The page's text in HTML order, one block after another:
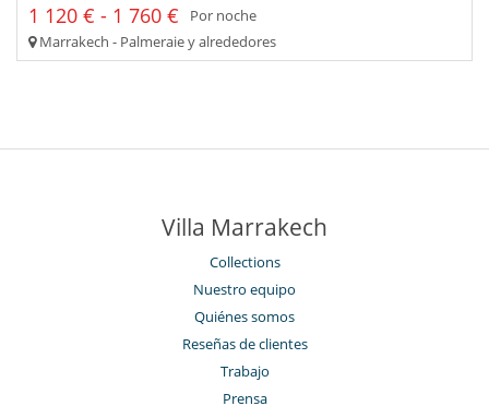
1 120 € - 1 760 €
Por noche
Marrakech - Palmeraie y alrededores
Villa Marrakech
Collections
Nuestro equipo
Quiénes somos
Reseñas de clientes
Trabajo
Prensa